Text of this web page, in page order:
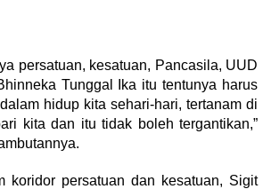
persatuan, kesatuan, Pancasila, UUD
Tunggal Ika itu tentunya harus
hidup kita sehari-hari, tertanam di
kita dan itu tidak boleh tergantikan,”
koridor persatuan dan kesatuan, Sigit